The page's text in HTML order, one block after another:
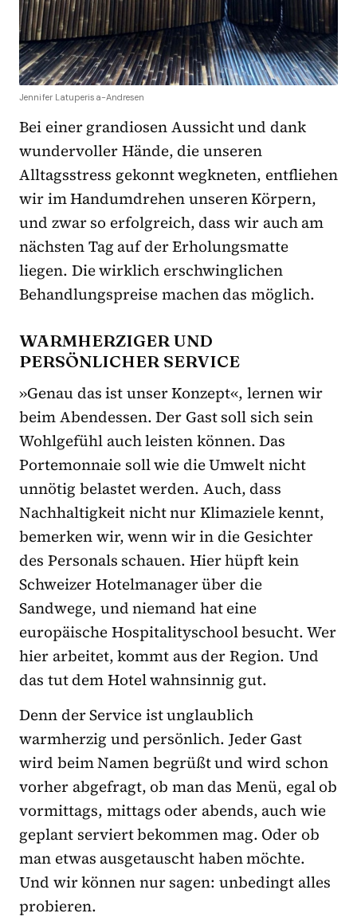
Jennifer Latuperisa-Andresen
Bei einer grandiosen Aussicht und dank
wundervoller Hände, die unseren
Alltagsstress gekonnt wegkneten, entfliehen
wir im Handumdrehen unseren Körpern,
und zwar so erfolgreich, dass wir auch am
nächsten Tag auf der Erholungsmatte
liegen. Die wirklich erschwinglichen
Behandlungspreise machen das möglich.
WARMHERZIGER UND
PERSÖNLICHER SERVICE
»Genau das ist unser Konzept«, lernen wir
beim Abendessen. Der Gast soll sich sein
Wohlgefühl auch leisten können. Das
Portemonnaie soll wie die Umwelt nicht
unnötig belastet werden. Auch, dass
Nachhaltigkeit nicht nur Klimaziele kennt,
bemerken wir, wenn wir in die Gesichter
des Personals schauen. Hier hüpft kein
Schweizer Hotelmanager über die
Sandwege, und niemand hat eine
europäische Hospitalityschool besucht. Wer
hier arbeitet, kommt aus der Region. Und
das tut dem Hotel wahnsinnig gut.
Denn der Service ist unglaublich
warmherzig und persönlich. Jeder Gast
wird beim Namen begrüßt und wird schon
vorher abgefragt, ob man das Menü, egal ob
vormittags, mittags oder abends, auch wie
geplant serviert bekommen mag. Oder ob
man etwas ausgetauscht haben möchte.
Und wir können nur sagen: unbedingt alles
probieren.